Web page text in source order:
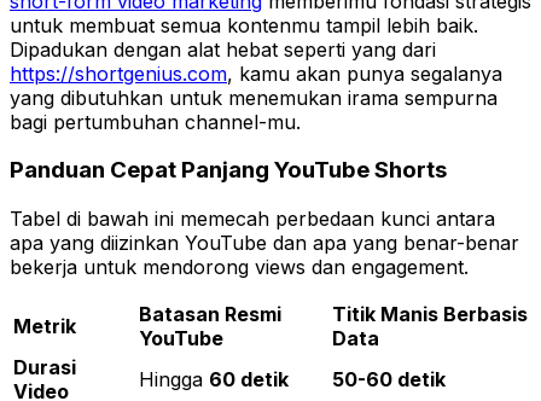
untuk membuat semua kontenmu tampil lebih baik.
Dipadukan dengan alat hebat seperti yang dari
https://shortgenius.com, kamu akan punya segalanya
yang dibutuhkan untuk menemukan irama sempurna
bagi pertumbuhan channel-mu.
Panduan Cepat Panjang YouTube Shorts
Tabel di bawah ini memecah perbedaan kunci antara
apa yang diizinkan YouTube dan apa yang benar-benar
bekerja untuk mendorong views dan engagement.
Metrik
Batasan Resmi
YouTube
Titik Manis Berbasis
Data
Durasi
Video
Hingga 60 detik 50-60 detik